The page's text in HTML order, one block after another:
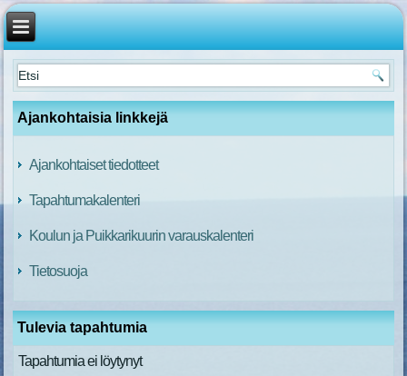
Ajankohtaisia linkkejä
Ajankohtaiset tiedotteet
Tapahtumakalenteri
Koulun ja Puikkarikuurin varauskalenteri
Tietosuoja
Tulevia tapahtumia
Tapahtumia ei löytynyt